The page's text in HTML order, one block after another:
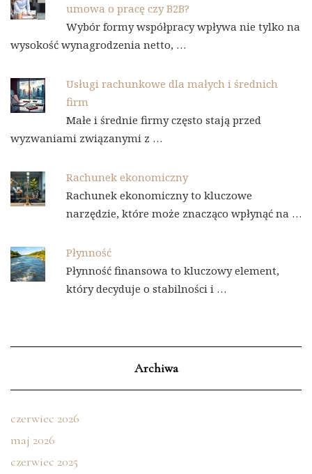
umowa o pracę czy B2B?
Wybór formy współpracy wpływa nie tylko na
wysokość wynagrodzenia netto, …
Usługi rachunkowe dla małych i średnich
firm
Małe i średnie firmy często stają przed
wyzwaniami związanymi z …
Rachunek ekonomiczny
Rachunek ekonomiczny to kluczowe
narzędzie, które może znacząco wpłynąć na …
Płynność
Płynność finansowa to kluczowy element,
który decyduje o stabilności i …
Archiwa
czerwiec 2026
maj 2026
czerwiec 2025